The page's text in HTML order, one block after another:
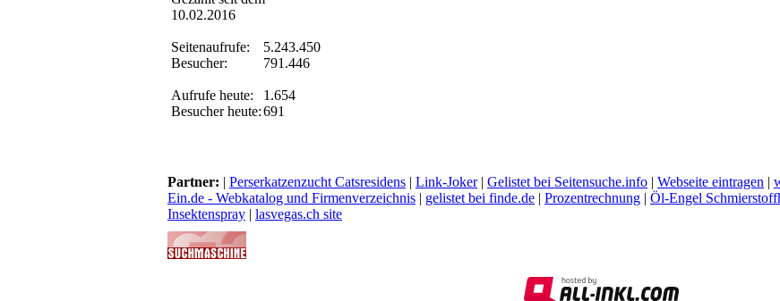
10.02.2016
Seitenaufrufe:
Besucher:
Aufrufe heute:
Besucher heute:
5.243.450
791.446
1.654
691
Partner: | Perserkatzenzucht Catsresidens | Link-Joker| Gelistet bei Seitensuche.info | Webseite eintragen |
Ein.de - Webkatalog und Firmenverzeichnis | gelistet bei finde.de | Prozentrechnung | Öl-Engel
Insektenspray | lasvegas.ch site